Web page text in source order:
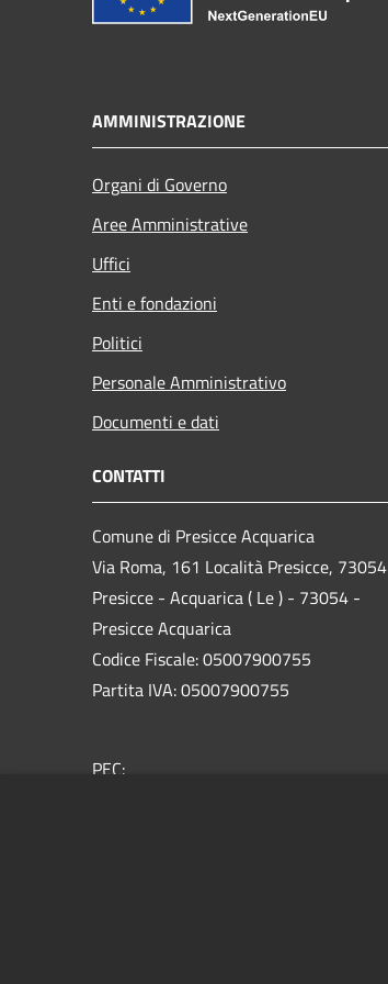
AMMINISTRAZIONE
Organi di Governo
Aree Amministrative
Uffici
Enti e fondazioni
Politici
Personale Amministrativo
Documenti e dati
CONTATTI
Comune di Presicce Acquarica
Via Roma, 161 Località Presicce, 73054
Presicce - Acquarica ( Le ) - 73054 -
Presicce Acquarica
Codice Fiscale: 05007900755
Partita IVA: 05007900755
PEC: